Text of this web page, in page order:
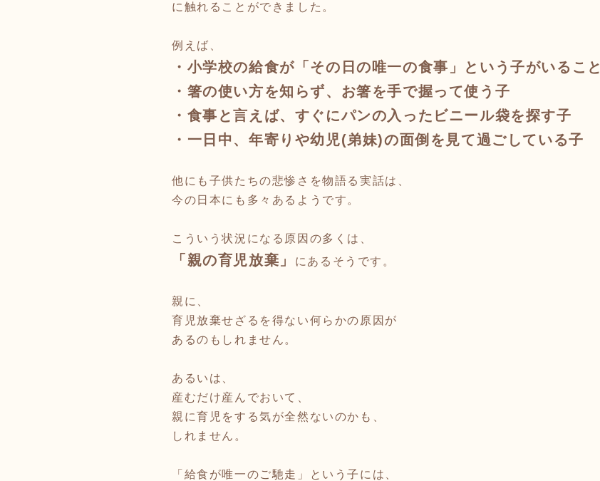
に触れることができました。
例えば、
・小学校の給食が「 その日の唯一の食事」という子がいること
・箸の使い方を知らず、 お箸を手で握って使う子
・食事と言えば、 すぐにパンの入ったビニール袋を探す子
・一日中、 年寄りや幼児(弟妹)の面倒を見て過ごしている子
他にも子供たちの悲惨さを物語る実話は、
今の日本にも多々あるようです。
こういう状況になる原因の多くは、
「親の育児放棄」 にあるそうです。
親に、
育児放棄せざるを得ない何らかの原因が
あるのもしれません。
あるいは、
産むだけ産んでおいて、
親に育児をする気が全然ないのかも、
しれません。
「給食が唯一のご馳走」という子には、